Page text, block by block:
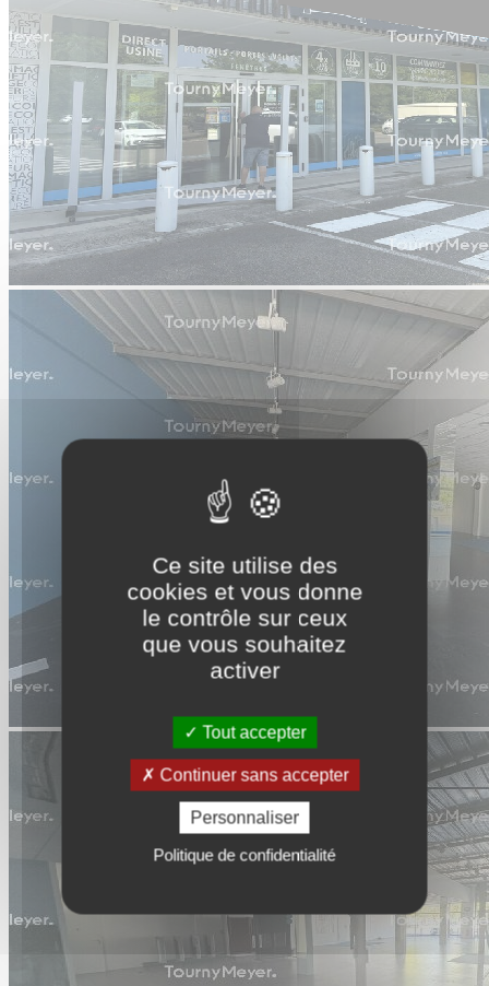
Ce site utilise des
cookies et vous donne
le contrôle sur ceux
que vous souhaitez
activer
Tout accepter
Continuer sans accepter
Personnaliser
Politique de confidentialité